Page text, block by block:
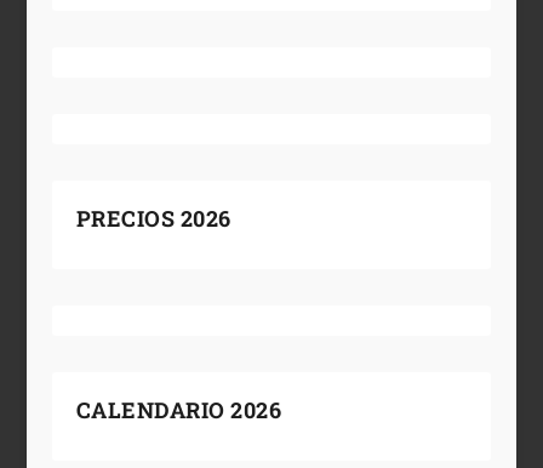
PRECIOS 2026
CALENDARIO 2026